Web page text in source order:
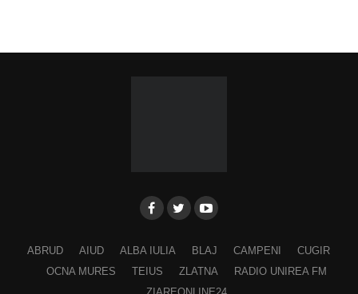
ABRUD AIUD ALBA IULIA BLAJ CAMPENI
CUGIR
OCNA MURES
TEIUS ZLATNA
RADIO UNIREA FM